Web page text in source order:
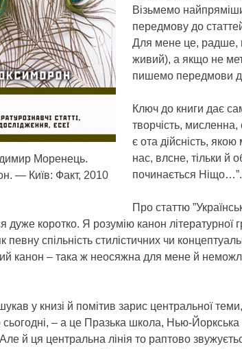
Моренець.
— Київ: Факт, 2010
Візьмемо
передмову до
Для мене це, радше,
живий), а якщо не
пишемо передмови
Ключ до книги дає
творчість, мисленна,
є ота дійсність, якою
нас, влсне, тільки й
починається Ніщо…”.
Про статтю
дуже коротко. Я розумію канон літературної
певну спільність стилістичних чи
канон – така ж неосяжна для мене й
у книзі й помітив зарис центральної
сьогодні, – а це Празька школа, Нью-Йоркська
Але й ця центральна лінія то раптово